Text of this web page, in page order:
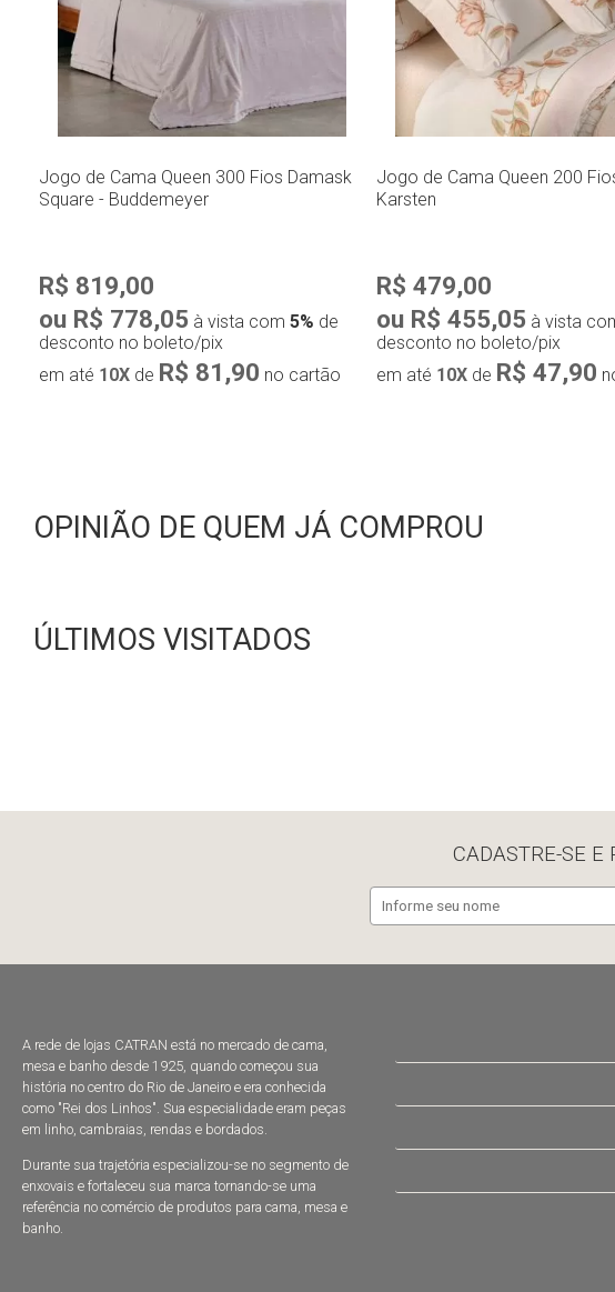
Jogo de Cama Queen 300 Fios Damask
Square - Buddemeyer
R$ 819,00
ou R$ 778,05 à vista com 5% de
desconto no boleto/pix
em até 10X de R$ 81,90 no cartão
Jogo de Cama Queen 200
Karsten
R$ 479,00
ou R$ 455,05 à vista
desconto no boleto/pix
em até 10X de R$ 47,90
OPINIÃO DE QUEM JÁ COMPROU
ÚLTIMOS VISITADOS
CADASTRE-SE E
A rede de lojas CATRAN está no mercado de cama,
mesa e banho desde 1925, quando começou sua
história no centro do Rio de Janeiro e era conhecida
como "Rei dos Linhos". Sua especialidade eram peças
em linho, cambraias, rendas e bordados.
Durante sua trajetória especializou-se no segmento de
enxovais e fortaleceu sua marca tornando-se uma
referência no comércio de produtos para cama, mesa e
banho.